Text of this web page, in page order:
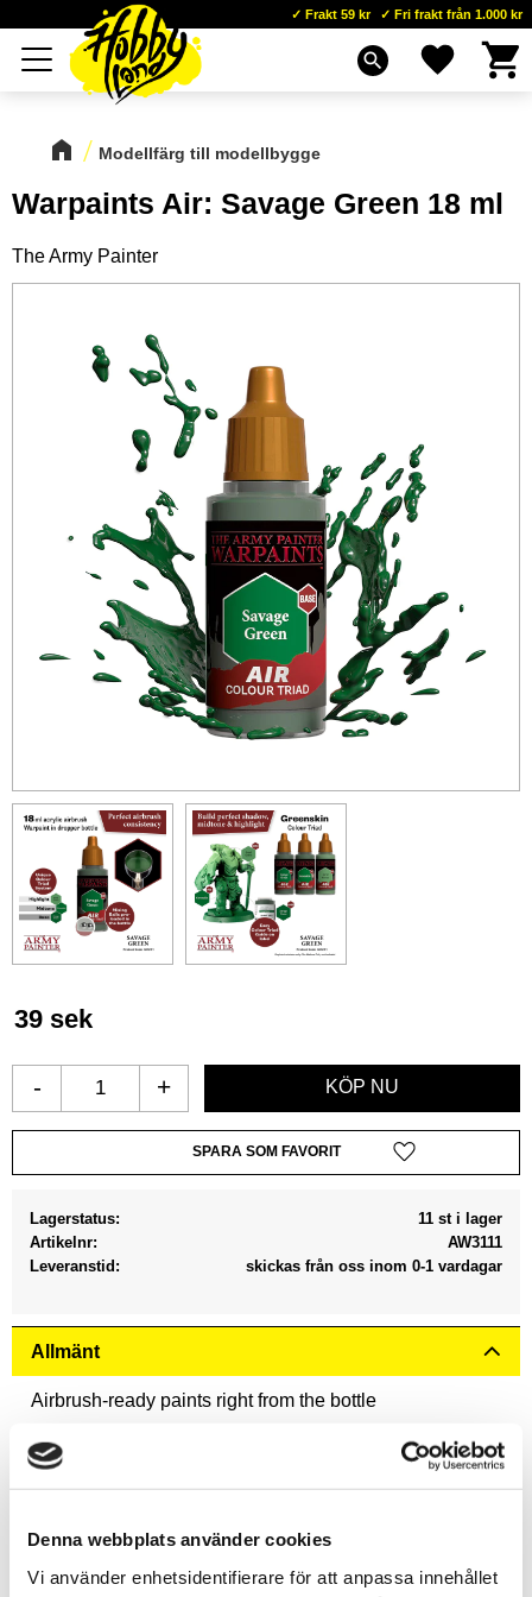
Denna webbplats använder cookies
Vi använder enhetsidentifierare för att anpassa innehållet
Meny
Frakt 59 kr Fri frakt från 1.000 kr
search Favoriter
Modellfärg till modellbygge
Warpaints Air: Savage Green 18 ml
The Army Painter
39 sek
+
-
Lägg till i favoriter
Lagerstatus
11 st i lager
Artikelnr
AW3111
Leveranstid
skickas från oss inom 0-1 vardagar
Allmänt
Airbrush-ready paints right from the bottle
No thinning required.
All Warpaints Air are pre-mixed and airbrush-ready right